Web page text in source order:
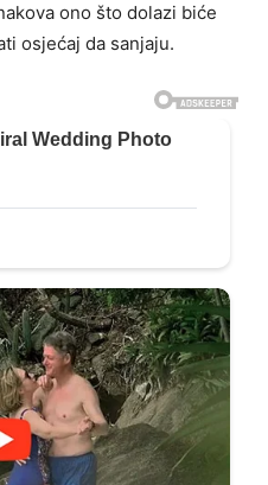
ono što dolazi biće
osjećaj da sanjaju.